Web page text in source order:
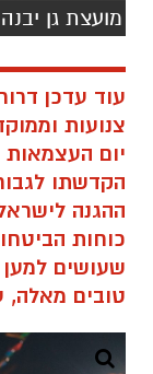
מועצת גן יבנה
עוד עדכן
צנועות
יום העצמאות
הקדשתו
ההגנה
כוחות
שעושים למען
טובים מאלה,